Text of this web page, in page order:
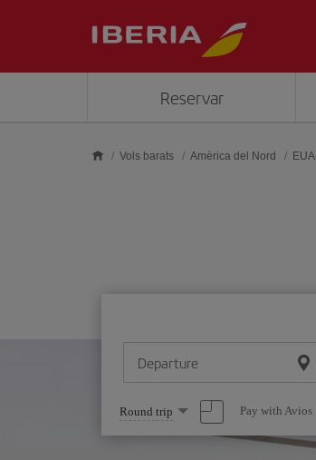
Reservar
Vols barats Amèrica del Nord EUA
Departure
Select
one
option
Round trip Pay with Avios